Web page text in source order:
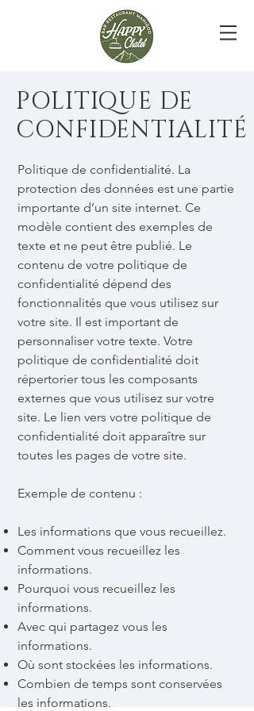
POLITIQUE DE
CONFIDENTIALITÉ
Politique de confidentialité. La
protection des données est une partie
importante d’un site internet. Ce
modèle contient des exemples de
texte et ne peut être publié. Le
contenu de votre politique de
confidentialité dépend des
fonctionnalités que vous utilisez sur
votre site. Il est important de
personnaliser votre texte. Votre
politique de confidentialité doit
répertorier tous les composants
externes que vous utilisez sur votre
site. Le lien vers votre politique de
confidentialité doit apparaître sur
toutes les pages de votre site.
Exemple de contenu :
Les informations que vous recueillez.
Comment vous recueillez les
informations.
Pourquoi vous recueillez les
informations.
Avec qui partagez vous les
informations.
Où sont stockées les informations.
Combien de temps sont conservées
les informations.